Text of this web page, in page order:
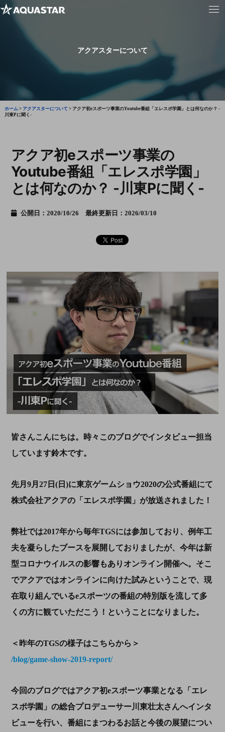
アクアスターについて
ホーム> アクアスターについて > アクア初eスポーツ事業のYoutube番組「エレスポ学園」とは何なのか？ -
川東Pに聞く-
アクア初eスポーツ事業の
Youtube番組「エレスポ学園」
とは何なのか？ -川東Pに聞く-
公開日：2020/10/26 最終更新日：2026/03/10
皆さんこんにちは。時々このブログでインタビュー担当
しています鈴木です。
先月9月27日(日)に東京ゲームショウ2020の公式番組にて
株式会社アクアの「エレスポ学園」が放送されました！
弊社では2017年から毎年TGSには参加しており、例年工
夫を凝らしたブースを展開しておりましたが、今年は新
型コロナウイルスの影響もありオンライン開催へ。そこ
でアクアではオンラインに向けた試みということで、現
在取り組んでいるeスポーツの番組の特別版を流して多
くの方に観ていただこう！ということになりました。
＜昨年のTGSの様子はこちらから＞
/blog/game-show-2019-report/
今回のブログではアクア初eスポーツ事業となる「エレ
スポ学園」の総合プロデューサー川東壮太さんへインタ
ビューを行い、番組にまつわるお話と今後の展望につい